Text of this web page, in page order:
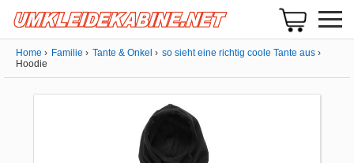
Home Familie Tante & Onkel
so sieht eine richtig coole Tante aus
Hoodie